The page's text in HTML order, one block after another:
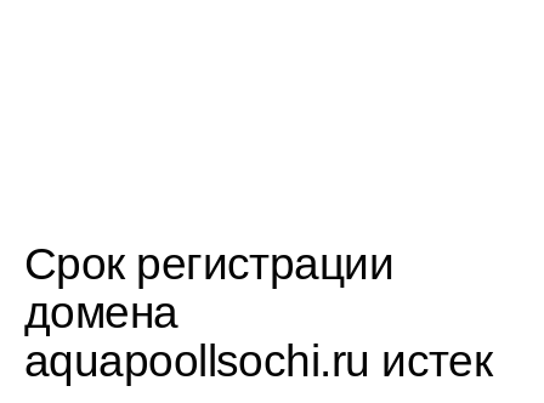
Срок регистрации
домена
aquapoollsochi.ru истек